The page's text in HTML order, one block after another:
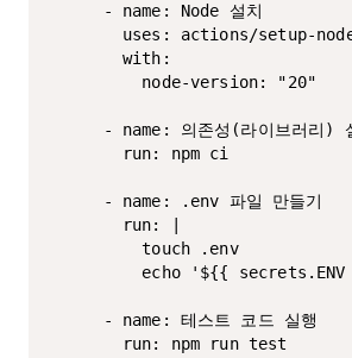
      - name: Node 설치
uses: actions/setup-
        with:
          node-version: "20"
- name: 의존성(라이브러리)
        run: npm ci
      - name: .env 파일 만들기
        run: |
          touch .env
echo '${{ secrets.ENV
      - name: 테스트 코드 실행
        run: npm run test